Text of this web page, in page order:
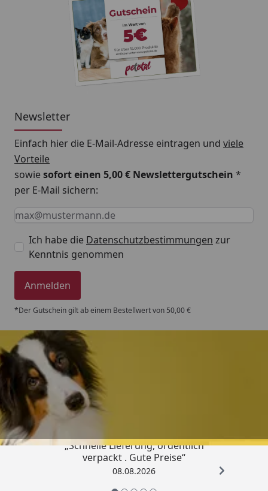
Fütterungsempfehlung
Füttern Sie die Menge, die Ihr Fisch innerhalb weniger
Minuten vollständig verbraucht, basierend auf
der Wassertemperatur, dem Teichzustand und des
Aktivitätsgrades Ihres Fisches.
Newsletter
Einfach hier die E-Mail-Adresse eintragen und viele
Vorteile
sowiesofort einen 5,00 € Newslettergutschein *
per E-Mail sichern:
Keine Eingabe erforderlich
Eingabe erforderlich
E-Mail *
Ich habe die Datenschutzbestimmungen zur
Kenntnis genommen
Anmelden
*Der Gutschein gilt ab einem Bestellwert von 50,00 €
Trusted Shops
„Schnelle Lieferung, ordentlich
verpackt . Gute Preise“
08.08.2026